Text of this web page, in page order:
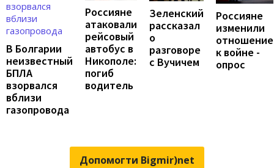
В Болгарии
неизвестный
БПЛА
взорвался
вблизи
газопровода
Россияне
атаковали
рейсовый
автобус в
Никополе:
погиб
водитель
Зеленский
рассказал
о
разговоре
с Вучичем
Россияне
изменили
отношение
к войне -
опрос
Допомогти Bigmir)net